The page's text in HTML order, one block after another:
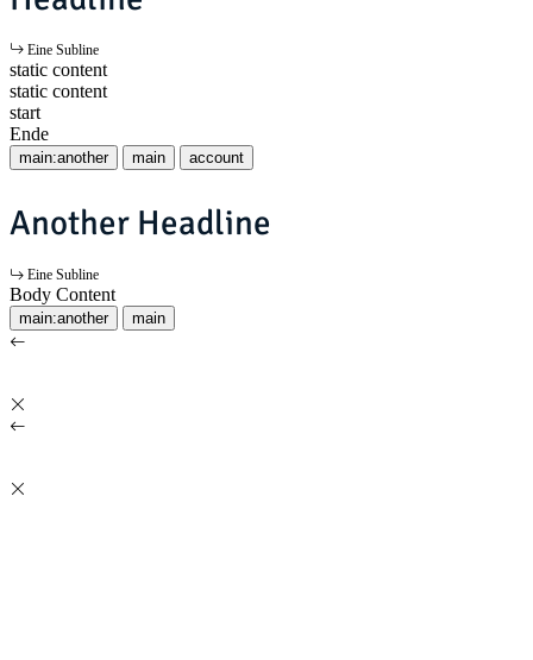
Eine Subline
static content
static content
start
Ende
main:another main account
Another Headline
Eine Subline
Body Content
main:another main